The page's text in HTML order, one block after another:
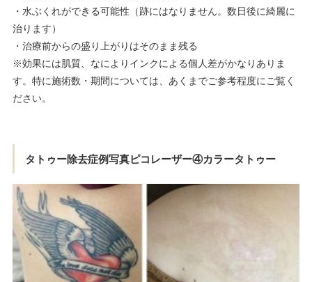
・水ぶくれができる可能性（跡にはなりません。数日後に綺麗に
治ります）
・治療前からの盛り上がりはそのまま残る
※効果には肌質、なによりインクによる個人差がかなりありま
す。特に施術数・期間については、あくまでご参考程度にご覧く
ださい。
タトゥー除去症例写真ピコレーザー④カラータトゥー